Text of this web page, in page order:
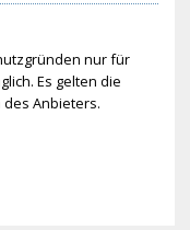
nur für
Es gelten die
Anbieters.